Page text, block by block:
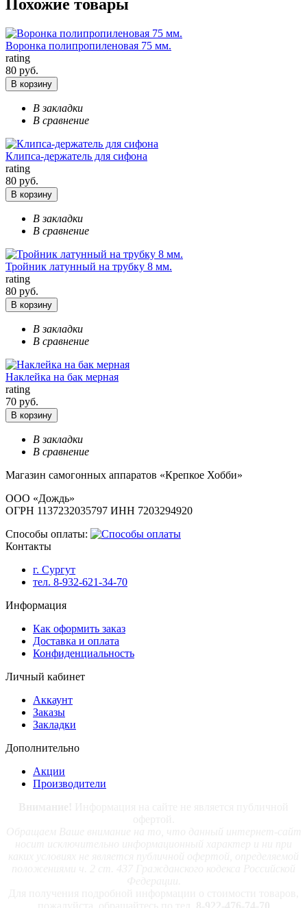
Похожие товары
Воронка полипропиленовая 75 мм.
rating
80 руб.
В корзину
В закладки
В сравнение
Клипса-держатель для сифона
rating
80 руб.
В корзину
В закладки
В сравнение
Тройник латунный на трубку 8 мм.
rating
80 руб.
В корзину
В закладки
В сравнение
Наклейка на бак мерная
rating
70 руб.
В корзину
В закладки
В сравнение
Магазин самогонных аппаратов «Крепкое Хобби»
ООО «Дождь»
ОГРН 1137232035797 ИНН 7203294920
Способы оплаты:
Контакты
г. Сургут
тел. 8-932-621-34-70
Информация
Как оформить заказ
Доставка и оплата
Конфиденциальность
Личный кабинет
Аккаунт
Заказы
Закладки
Дополнительно
Акции
Производители